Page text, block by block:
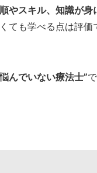
やスキル、知識が
ても学べる点は評価
んでいない療法士”